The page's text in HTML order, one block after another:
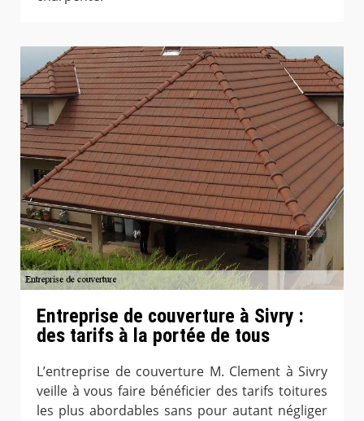
Entreprise de couverture à Sivry :
des tarifs à la portée de tous
L’entreprise de couverture M. Clement à Sivry
veille à vous faire bénéficier des tarifs toitures
les plus abordables sans pour autant négliger